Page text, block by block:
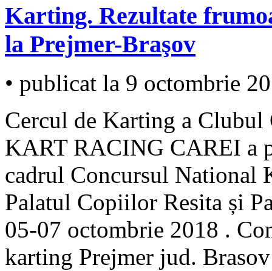
Karting. Rezultate
la Prejmer-Braşov
• publicat la 9 octombrie
Cercul de Karting a
KART RACING CAREI a
cadrul Concursul National
Palatul Copiilor Resita și
05-07 octombrie 2018 .
karting Prejmer jud.